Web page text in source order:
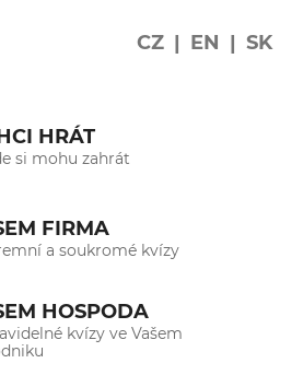
CZ | EN | SK
HRÁT
si mohu zahrát
FIRMA
a soukromé kvízy
HOSPODA
kvízy ve Vašem